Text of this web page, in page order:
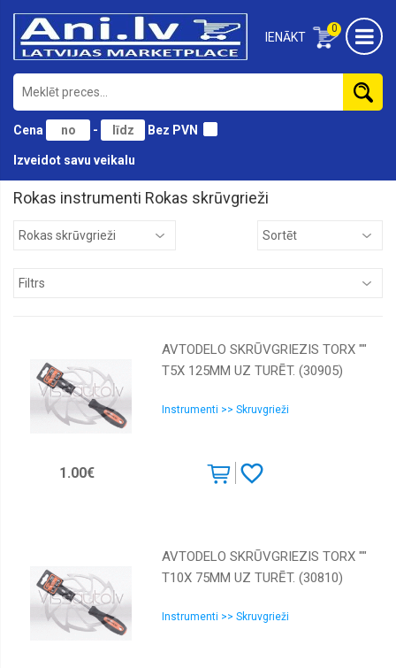
0
IENĀKT
Cena - Bez PVN
Izveidot savu veikalu
Birstes
Gāzes
instrumenti
Kalti
Krāsošanai
instrumenti
Muciņas
Mērinstrumenti
Rokas instrumenti Rokas skrūvgrieži
AVTODELO SKRŪVGRIEZIS TORX ""
T5X 125MM UZ TURĒT. (30905)
Instrumenti >> Skruvgrieži
1.00€
AVTODELO SKRŪVGRIEZIS TORX ""
T10X 75MM UZ TURĒT. (30810)
Instrumenti >> Skruvgrieži